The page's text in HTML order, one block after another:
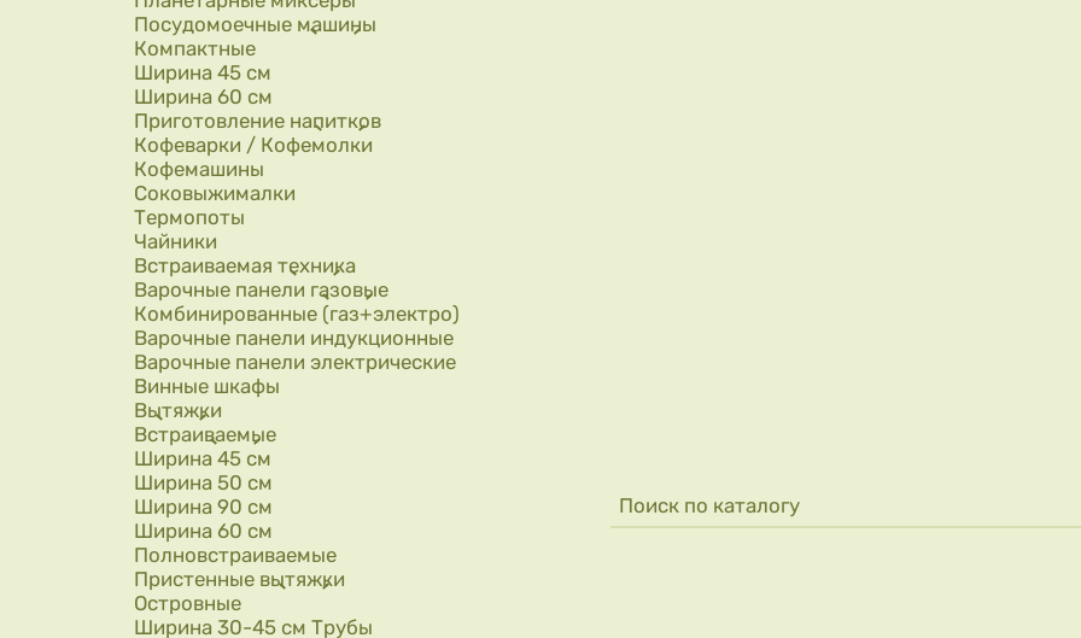
Посудомоечные машины
Компактные
Ширина 45 см
Ширина 60 см
Приготовление напитков
Кофеварки / Кофемолки
Кофемашины
Соковыжималки
Термопоты
Чайники
Встраиваемая техника
Варочные панели газовые
Комбинированные (газ+электро)
Варочные панели индукционные
Варочные панели электрические
Винные шкафы
Вытяжки
Встраиваемые
Ширина 45 см
Ширина 50 см
Ширина 90 см
Ширина 60 см
Полновстраиваемые
Пристенные вытяжки
Островные
Ширина 30-45 см Трубы
Форма поиска
Поиск